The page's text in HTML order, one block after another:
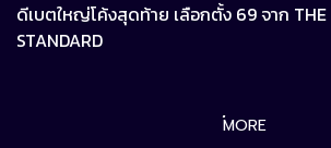
ดีเบตใหญ่โค้งสุดท้าย เลือกตั้ง 69 จาก THE
STANDARD
MORE